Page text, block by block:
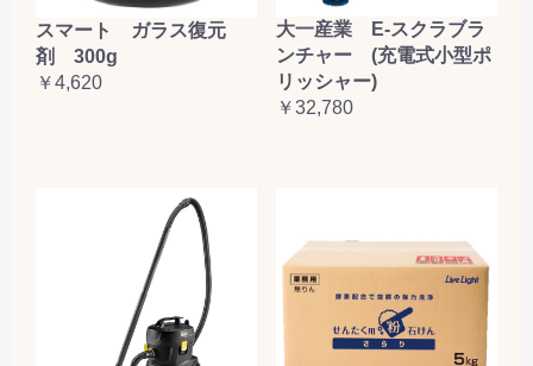
スマート ガラス復元
剤 300g
￥4,620
大一産業 E-スクラブラ
ンチャー (充電式小型ポ
リッシャー)
￥32,780